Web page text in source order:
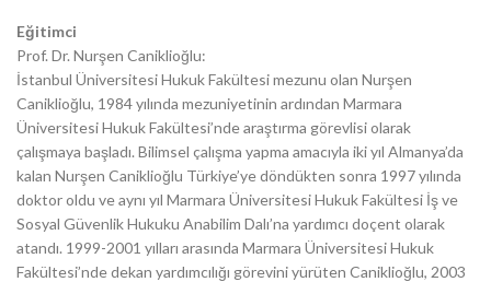
Eğitimci
Prof. Dr. Nurşen Caniklioğlu:
İstanbul Üniversitesi Hukuk Fakültesi mezunu olan Nurşen
Caniklioğlu, 1984 yılında mezuniyetinin ardından Marmara
Üniversitesi Hukuk Fakültesi’nde araştırma görevlisi olarak
çalışmaya başladı. Bilimsel çalışma yapma amacıyla iki yıl Almanya’da
kalan Nurşen Caniklioğlu Türkiye’ye döndükten sonra 1997 yılında
doktor oldu ve aynı yıl Marmara Üniversitesi Hukuk Fakültesi İş ve
Sosyal Güvenlik Hukuku Anabilim Dalı’na yardımcı doçent olarak
atandı. 1999-2001 yılları arasında Marmara Üniversitesi Hukuk
Fakültesi’nde dekan yardımcılığı görevini yürüten Caniklioğlu, 2003